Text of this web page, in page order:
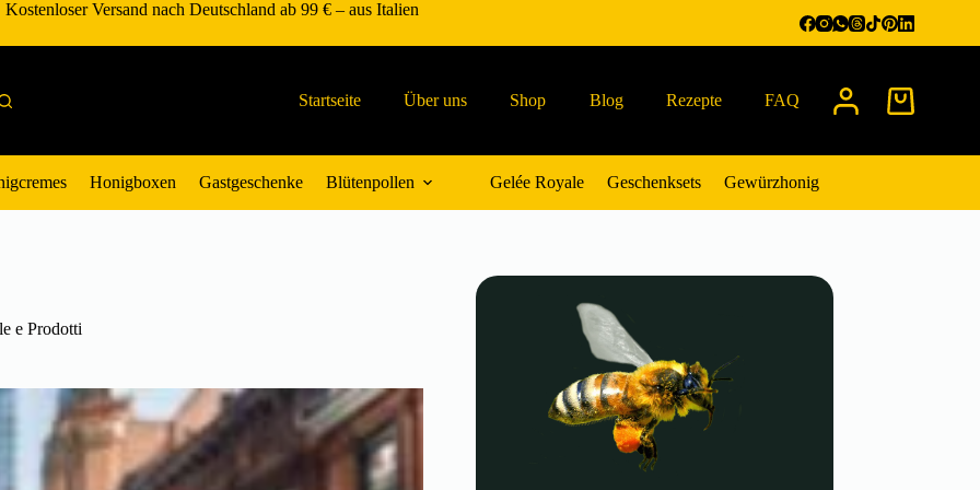
Kostenloser Versand nach Deutschland ab 99 € – aus Italien
Startseite Über uns Shop Blog Rezepte FAQ Warenkorb
Honigboxen Gastgeschenke Blütenpollen Gelée Royale Geschenksets Gewürzhonig
e Prodotti